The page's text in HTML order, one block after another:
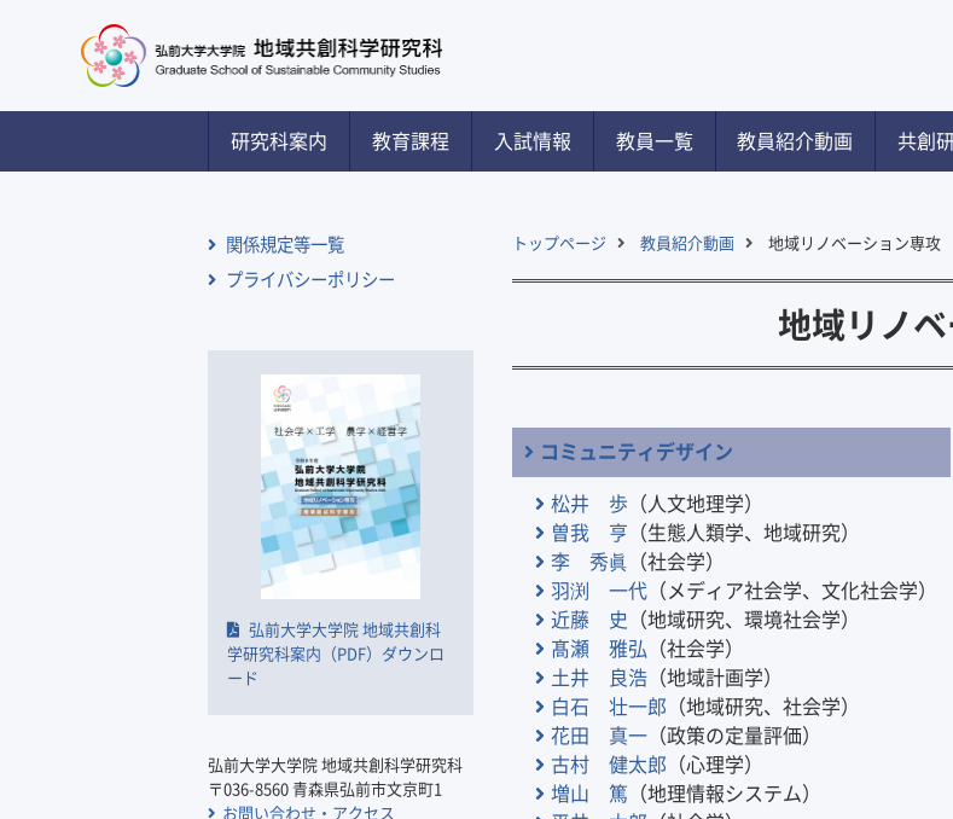
研究科案内 教育課程 入試情報 教員一覧 教員紹介動画 共創
トップページ 教員紹介動画 地域リノベーション専攻
地域リノ
コミュニティデザイン
松井 歩 （人文地理学）
曽我 亨 （生態人類学、地域研究）
李 秀眞 （社会学）
羽渕 一代 （メディア社会学、文化社会学）
近藤 史
（地域研究、環境社会学）
髙瀬 雅弘 （社会学）
土井 良浩 （地域計画学）
白石 壮一郎 （地域研究、社会学）
花田 真一 （政策の定量評価）
古村 健太郎 （心理学）
増山 篤 （地理情報システム）
関係規定等一覧
プライバシーポリシー
弘前大学大学院 地域共創科
学研究科案内（PDF）ダウンロ
ード
弘前大学大学院 地域共創科学研究科
〒036-8560 青森県弘前市文京町1
お問い合わせ・アクセス